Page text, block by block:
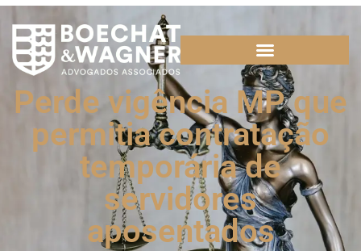
Perde vigência MP que
permitia contratação
temporária de
servidores
aposentados